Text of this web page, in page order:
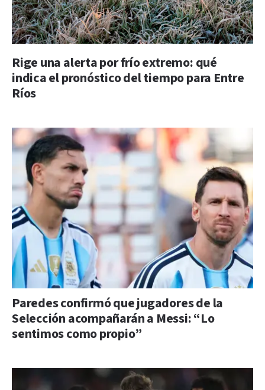
Rige una alerta por frío extremo: qué
indica el pronóstico del tiempo para Entre
Ríos
Paredes confirmó que jugadores de la
Selección acompañarán a Messi: “Lo
sentimos como propio”